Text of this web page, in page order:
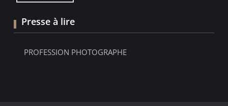
Presse à lire
PROFESSION PHOTOGRAPHE